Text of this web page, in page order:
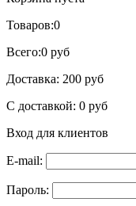
Товаров:0
Всего:0 руб
Доставка: 200 руб
С доставкой: 0 руб
Вход для клиентов
E-mail:
Пароль: